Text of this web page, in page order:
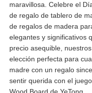
maravillosa. Celebre el
de regalo de tablero de
de regalos de madera
elegantes y significativos
precio asequible,
elección perfecta para
madre con un regalo
sentir querida con el